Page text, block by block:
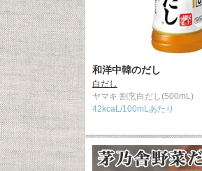
和洋中韓のだし
白だし
ヤマキ 割烹白だし(500mL)
42kcaL/100mLあたり